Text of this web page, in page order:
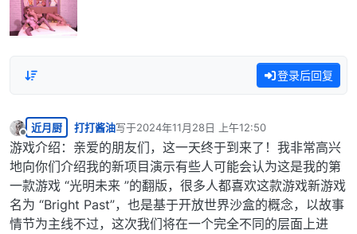
登录后回复
离线
近月厨 打打酱油写于2024年11月28日 上午12:50
最后由 编辑
游戏介绍：亲爱的朋友们，这一天终于到来了！我非常高兴
地向你们介绍我的新项目演示有些人可能会认为这是我的第
一款游戏 “光明未来 ”的翻版，很多人都喜欢这款游戏新游戏
名为 “Bright Past”，也是基于开放世界沙盒的概念，以故事
情节为主线不过，这次我们将在一个完全不同的层面上进